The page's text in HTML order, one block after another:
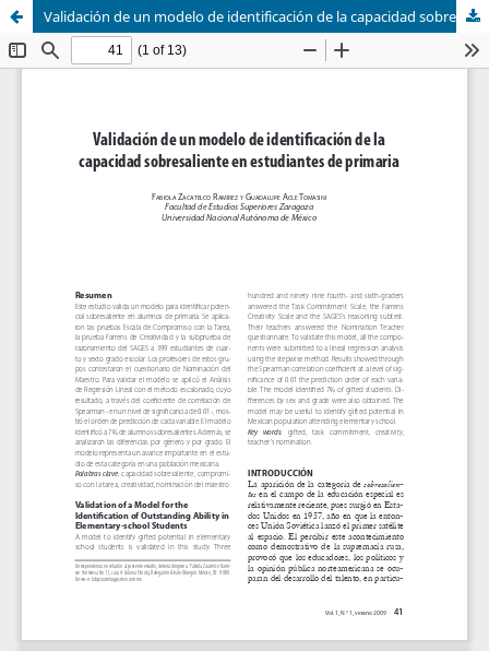
Validación de un modelo de identificación de la capacidad sobresaliente en estudiantes de primaria